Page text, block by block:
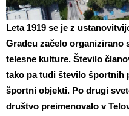
Leta 1919 se je z
Gradcu začelo organizirano
telesne kulture. Število
tako pa tudi število športnih
športni objekti. Po drugi
društvo preimenovalo v